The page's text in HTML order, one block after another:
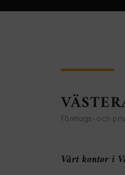
Företags- och
Vårt kontor i